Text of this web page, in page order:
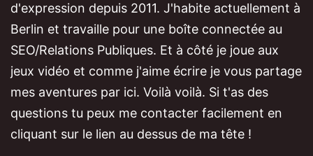
d'expression depuis 2011. J'habite actuellement à
Berlin et travaille pour une boîte connectée au
SEO/Relations Publiques. Et à côté je joue aux
jeux vidéo et comme j'aime écrire je vous partage
mes aventures par ici. Voilà voilà. Si t'as des
questions tu peux me contacter facilement en
cliquant sur le lien au dessus de ma tête !